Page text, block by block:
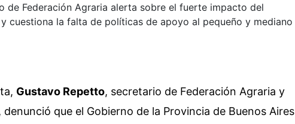
de Federación Agraria alerta sobre el fuerte impacto del
cuestiona la falta de políticas de apoyo al pequeño y mediano
Gustavo Repetto, secretario de Federación Agraria y
que el Gobierno de la Provincia de Buenos Aires